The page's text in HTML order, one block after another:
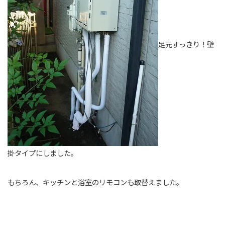
足元すっきり！壁
掛タイプにしました。
もちろん、キッチンと浴室のリモコンも取替えました。